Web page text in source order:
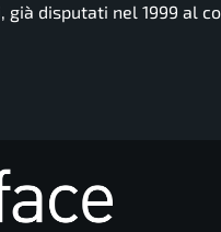
già disputati nel 1999 al